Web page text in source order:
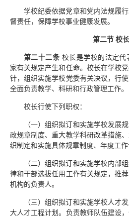
学校纪委依据党章和党内法规履
督责任，保障学校事业健康发展。
第二节 校长
第二十二条 校长是学校的法定代
家有关规定产生和任命。校长在学校
针，组织实施学校党委有关决议，行
全面负责教学、科研和行政管理工作。
校长行使下列职权：
（一）组织拟订和实施学校发展
政规章制度、重大教学科研改革措施
织制定和实施具体规章制度、年度工作
（二）组织拟订和实施学校内部
律和干部选拔任用工作有关规定，推
机构的负责人。
（三）组织拟订和实施学校人才
大人才工程计划。负责教师队伍建设